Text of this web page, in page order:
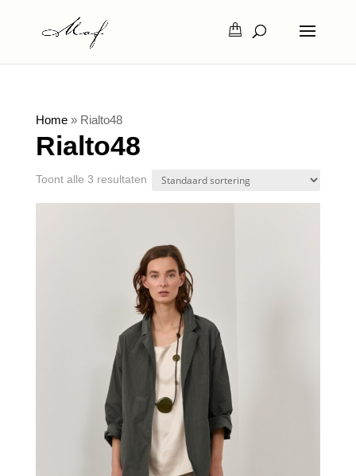
Home» Rialto48
Rialto48
Toont alle 3 resultaten